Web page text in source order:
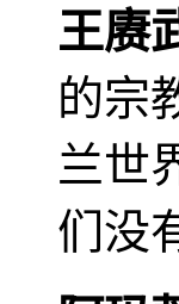
王赓
的宗
兰世
们没